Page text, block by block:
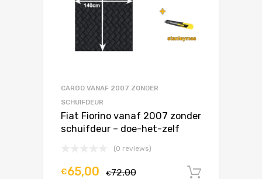
CARGO VANAF 2007 ZONDER
SCHUIFDEUR
Fiat Fiorino vanaf 2007 zonder
schuifdeur – doe-het-zelf
(0 reviews)
€72,00
€65,00